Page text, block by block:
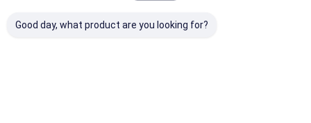
Good day, what product are you looking for?